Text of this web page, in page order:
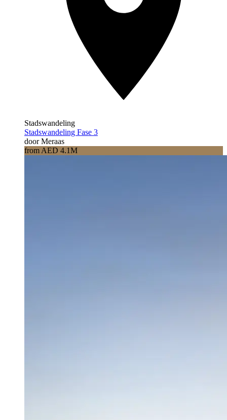
Stadswandeling
Stadswandeling Fase 3
door Meraas
from AED 4.1M